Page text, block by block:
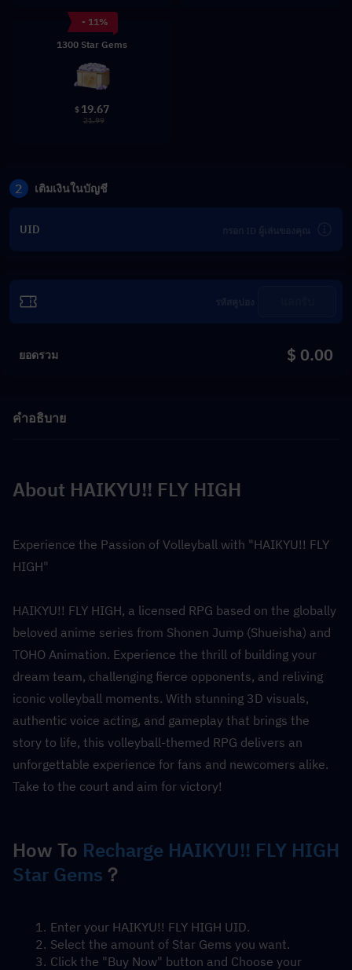
- 11%
1300 Star Gems
$ 19.67
21.99
2 เติมเงินในบัญชี
UID
ยอดรวม $ 0.00
คำอธิบาย
About HAIKYU!! FLY HIGH
Experience the Passion of Volleyball with "HAIKYU!! FLY
HIGH"
HAIKYU!! FLY HIGH, a licensed RPG based on the globally
beloved anime series from Shonen Jump (Shueisha) and
TOHO Animation. Experience the thrill of building your
dream team, challenging fierce opponents, and reliving
iconic volleyball moments. With stunning 3D visuals,
authentic voice acting, and gameplay that brings the
story to life, this volleyball-themed RPG delivers an
unforgettable experience for fans and newcomers alike.
Take to the court and aim for victory!
How To Recharge HAIKYU!! FLY HIGH
Star Gems ？
Enter your HAIKYU!! FLY HIGH UID.
Select the amount of Star Gems you want.
Click the "Buy Now" button and Choose your